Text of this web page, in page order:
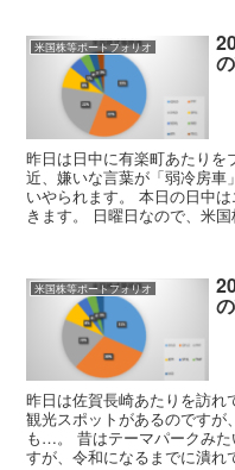
米国株等ポートフォリオ
昨日は日中に有楽町あたり
近、嫌いな言葉が「弱冷房車
いやられます。 本日の日中
きます。 日曜日なので、米
米国株等ポートフォリオ
昨日は佐賀長崎あたりを訪れ
観光スポットがあるのです
も…。 昔はテーマパークみ
すが、令和になるまでに潰